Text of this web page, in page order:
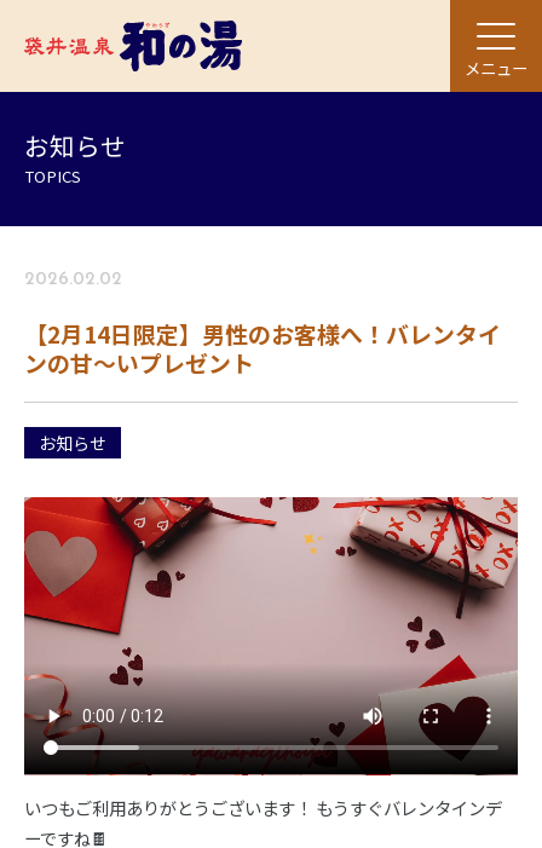
メニュー
お知らせ
TOPICS
2026.02.02
【2月14日限定】男性のお客様へ！バレンタイ
ンの甘〜いプレゼント
お知らせ
いつもご利用ありがとうございます！ もうすぐバレンタインデ
ーですね🍫